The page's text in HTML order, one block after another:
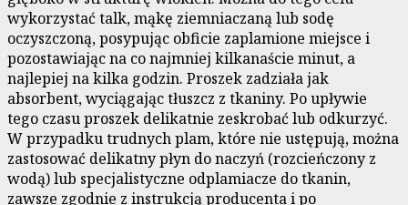
wykorzystać talk, mąkę ziemniaczaną lub sodę
oczyszczoną, posypując obficie zaplamione miejsce i
pozostawiając na co najmniej kilkanaście minut, a
najlepiej na kilka godzin. Proszek zadziała jak
absorbent, wyciągając tłuszcz z tkaniny. Po upływie
tego czasu proszek delikatnie zeskrobać lub odkurzyć.
W przypadku trudnych plam, które nie ustępują, można
zastosować delikatny płyn do naczyń (rozcieńczony z
wodą) lub specjalistyczne odplamiacze do tkanin,
zawsze zgodnie z instrukcją producenta i po